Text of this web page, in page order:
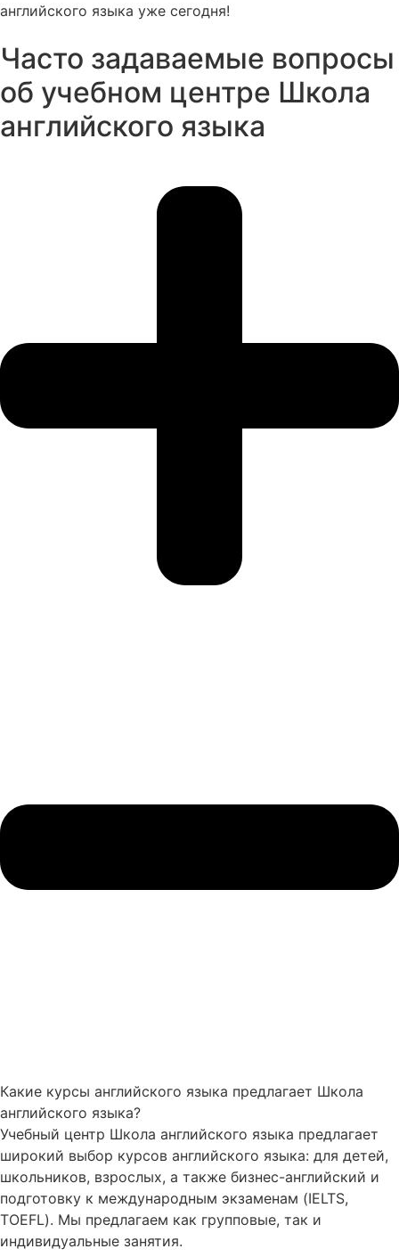
английского языка уже сегодня!
Часто задаваемые вопросы
об учебном центре Школа
английского языка
Какие курсы английского языка предлагает Школа
английского языка?
Учебный центр Школа английского языка предлагает
широкий выбор курсов английского языка: для детей,
школьников, взрослых, а также бизнес-английский и
подготовку к международным экзаменам (IELTS,
TOEFL). Мы предлагаем как групповые, так и
индивидуальные занятия.